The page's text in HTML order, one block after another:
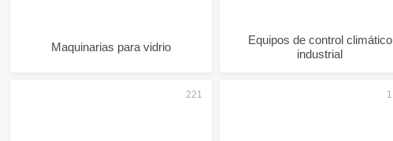
Maquinarias para vidrio
Equipos de control climático
industrial